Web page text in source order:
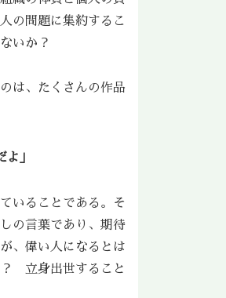
の問題に集約するこ
いか？
は、たくさんの作品
よ」
いることである。そ
の言葉であり、期待
、偉い人になるとは
立身出世すること